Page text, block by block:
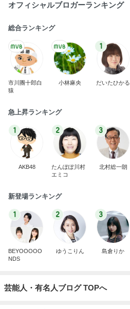
オフィシャルブロガーランキング
総合ランキング
市川團十郎白
猿
小林麻央
1
だいたひかる
急上昇ランキング
1
AKB48
2
たんぽぽ川村
エミコ
3
北村総一朗
新登場ランキング
1
BEYOOOOO
NDS
2
ゆうこりん
3
島倉りか
芸能人・有名人ブログ TOPへ